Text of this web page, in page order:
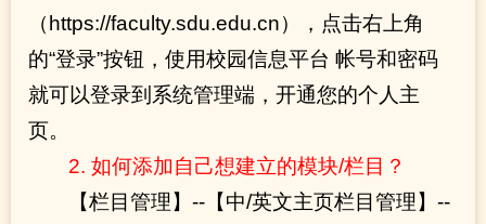
（https://faculty.sdu.edu.cn），点击右上角
的“登录”按钮，使用校园信息平台 帐号和密码
就可以登录到系统管理端，开通您的个人主
页。
2. 如何添加自己想建立的模块/栏目？
【栏目管理】--【中/英文主页栏目管理】--